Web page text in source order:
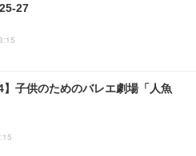
27
】子供のためのバレエ劇場「人魚